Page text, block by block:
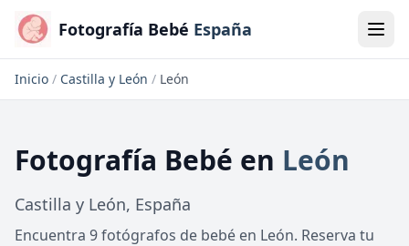
Fotografía Bebé España
Inicio / Castilla y León / León
Fotografía Bebé en León
Castilla y León, España
Encuentra 9 fotógrafos de bebé en León. Reserva tu